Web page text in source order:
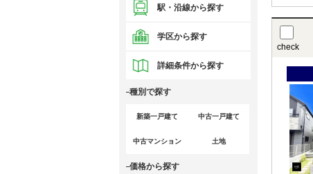
check
駅・沿線から探す
学区から探す
詳細条件から探す
種別で探す
新築一戸建て 中古一戸建て
中古マンション 土地
価格から探す